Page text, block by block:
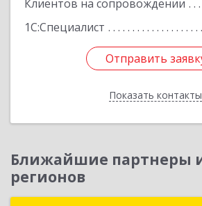
Клиентов на сопровождении
1С:Специалист
Отправить
Показать контакты
Отправить
Назад
Ближайшие партнеры
регионов